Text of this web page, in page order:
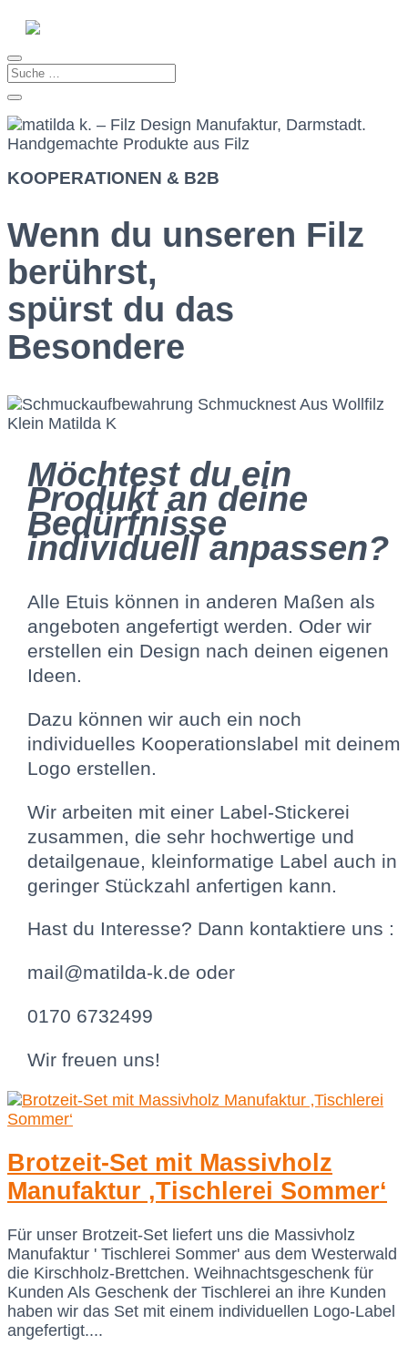
KOOPERATIONEN & B2B
Wenn du unseren Filz
berührst,
spürst du das
Besondere
Möchtest du ein
Produkt an deine
Bedürfnisse
individuell anpassen?
Alle Etuis können in anderen Maßen als
angeboten angefertigt werden. Oder wir
erstellen ein Design nach deinen eigenen
Ideen.
Dazu können wir auch ein noch
individuelles Kooperationslabel mit deinem
Logo erstellen.
Wir arbeiten mit einer Label-Stickerei
zusammen, die sehr hochwertige und
detailgenaue, kleinformatige Label auch in
geringer Stückzahl anfertigen kann.
Hast du Interesse? Dann kontaktiere uns :
mail@matilda-k.de oder
0170 6732499
Wir freuen uns!
Brotzeit-Set mit Massivholz
Manufaktur ‚Tischlerei Sommer‘
Für unser Brotzeit-Set liefert uns die Massivholz
Manufaktur ' Tischlerei Sommer' aus dem Westerwald
die Kirschholz-Brettchen. Weihnachtsgeschenk für
Kunden Als Geschenk der Tischlerei an ihre Kunden
haben wir das Set mit einem individuellen Logo-Label
angefertigt....